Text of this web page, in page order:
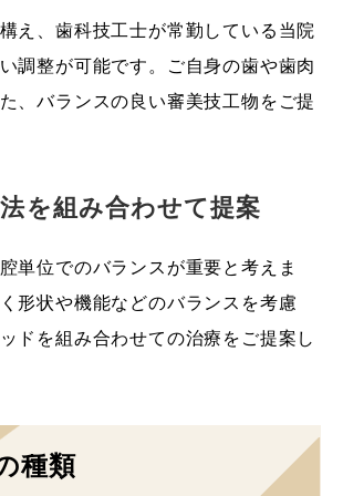
え、歯科技工士が常勤している当院
調整が可能です。ご自身の歯や歯肉
、バランスの良い審美技工物をご提
を組み合わせて提案
単位でのバランスが重要と考えま
形状や機能などのバランスを考慮
ドを組み合わせての治療をご提案し
種類